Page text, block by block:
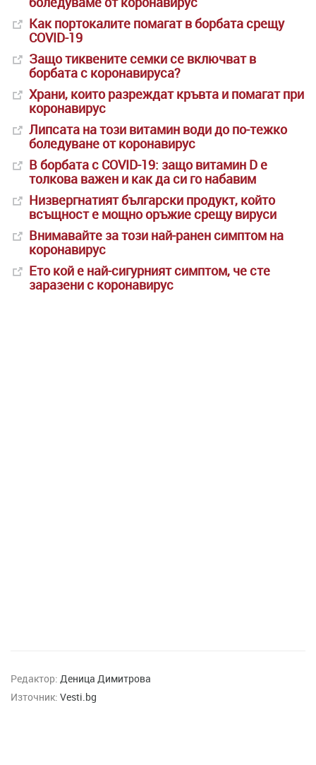
Как портокалите помагат в борбата срещу
COVID-19
Защо тиквените семки се включват в
борбата с коронавируса?
Храни, които разреждат кръвта и помагат при
коронавирус
Липсата на този витамин води до по-тежко
боледуване от коронавирус
В борбата с COVID-19: защо витамин D е
толкова важен и как да си го набавим
Низвергнатият български продукт, който
всъщност е мощно оръжие срещу вируси
Внимавайте за този най-ранен симптом на
коронавирус
Ето кой е най-сигурният симптом, че сте
заразени с коронавирус
Редактор: Деница Димитрова
Източник: Vesti.bg